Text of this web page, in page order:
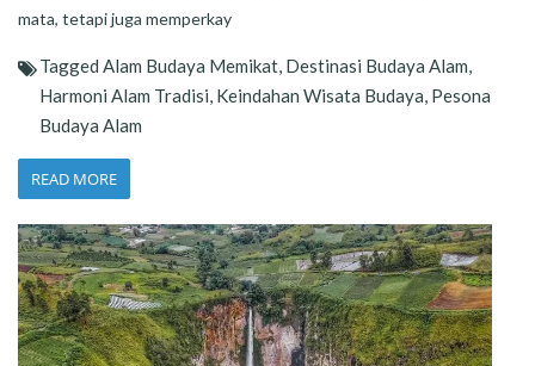
mata, tetapi juga memperkay
Tagged Alam Budaya Memikat Destinasi Budaya Alam
Harmoni Alam Tradisi Keindahan Wisata Budaya Pesona
Budaya Alam
READ MORE